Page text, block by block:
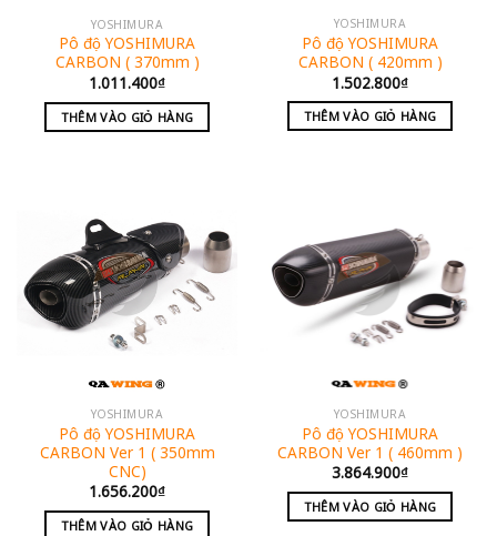
YOSHIMURA
Pô độ YOSHIMURA
CARBON ( 370mm )
1.011.400₫
THÊM VÀO GIỎ HÀNG
YOSHIMURA
Pô độ YOSHIMURA
CARBON ( 420mm )
1.502.800₫
THÊM VÀO GIỎ HÀNG
YOSHIMURA
Pô độ YOSHIMURA
CARBON Ver 1 ( 350mm
CNC)
1.656.200₫
THÊM VÀO GIỎ HÀNG
YOSHIMURA
Pô độ YOSHIMURA
CARBON Ver 1 ( 460mm )
3.864.900₫
THÊM VÀO GIỎ HÀNG